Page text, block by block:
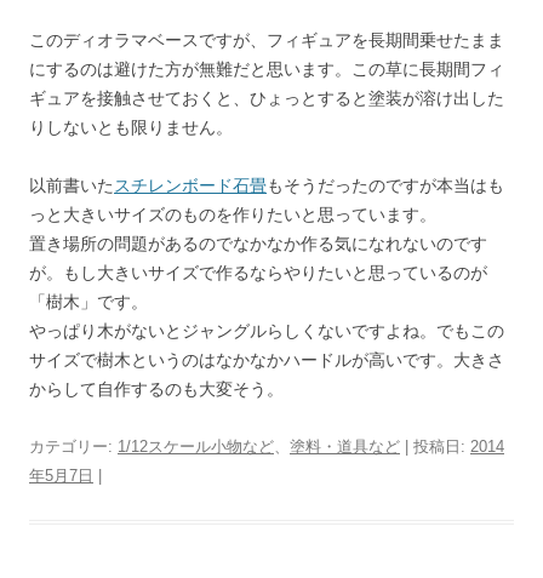
このディオラマベースですが、フィギュアを長期間乗せたまま
にするのは避けた方が無難だと思います。この草に長期間フィ
ギュアを接触させておくと、ひょっとすると塗装が溶け出した
りしないとも限りません。
以前書いた スチレンボード石畳もそうだったのですが本当はも
っと大きいサイズのものを作りたいと思っています。
置き場所の問題があるのでなかなか作る気になれないのです
が。もし大きいサイズで作るならやりたいと思っているのが
「樹木」です。
やっぱり木がないとジャングルらしくないですよね。でもこの
サイズで樹木というのはなかなかハードルが高いです。大きさ
からして自作するのも大変そう。
カテゴリー: 1/12スケール小物など 塗料・道具など | 投稿日: 2014
年5月7日 |